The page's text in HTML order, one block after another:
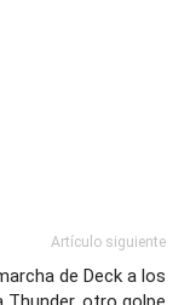
Artículo siguiente
de Deck a los